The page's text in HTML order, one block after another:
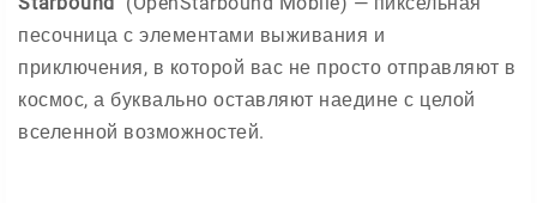
песочница с элементами выживания и
приключения, в которой вас не просто отправляют в
космос, а буквально оставляют наедине с целой
вселенной возможностей.